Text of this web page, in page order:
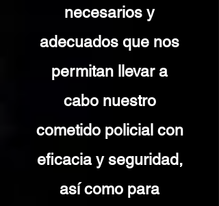
necesarios y
adecuados que nos
permitan llevar a
cabo nuestro
cometido policial con
eficacia y seguridad,
así como para